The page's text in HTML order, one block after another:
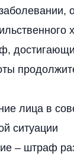
лица в
ситуации
– штраф